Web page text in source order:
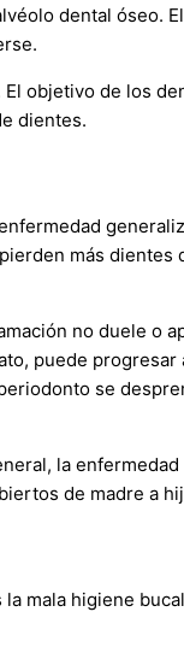
dental óseo.
objetivo de los
dientes.
más
no duele o
puede
se
la
de madre a
mala higiene